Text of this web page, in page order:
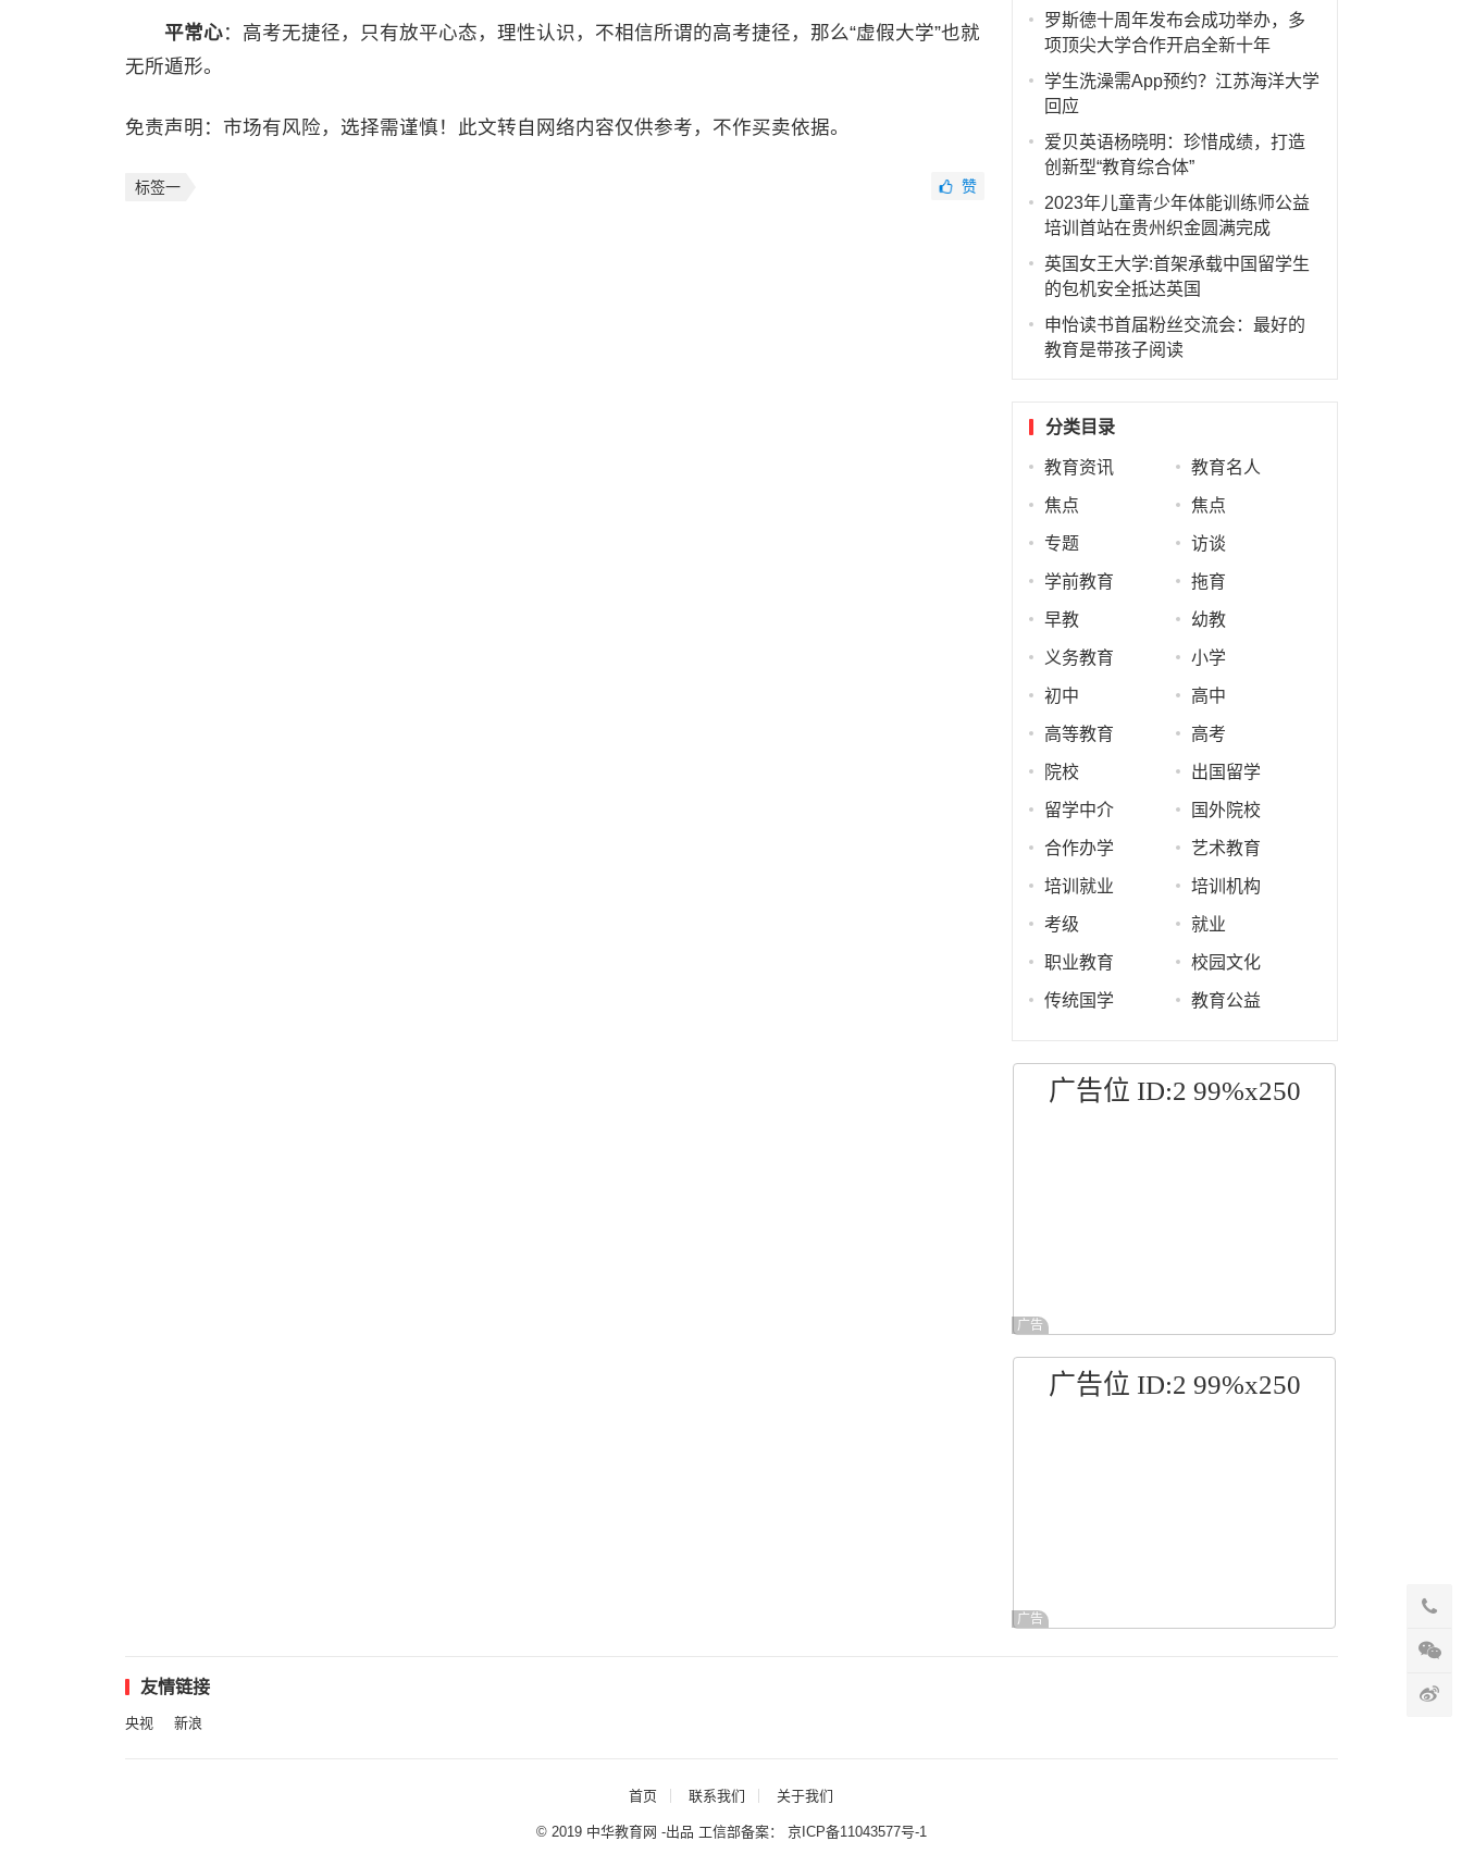
平常心：高考无捷径，只有放平心态，理性认识，不相信所谓的高考捷径，那么“虚假大学”也就
无所遁形。
免责声明：市场有风险，选择需谨慎！此文转自网络内容仅供参考，不作买卖依据。
标签一 赞
罗斯德十周年发布会成功举办，多
项顶尖大学合作开启全新十年
学生洗澡需App预约？江苏海洋大学
回应
爱贝英语杨晓明：珍惜成绩，打造
创新型“教育综合体”
2023年儿童青少年体能训练师公益
培训首站在贵州织金圆满完成
英国女王大学:首架承载中国留学生
的包机安全抵达英国
申怡读书首届粉丝交流会：最好的
教育是带孩子阅读
分类目录
教育资讯 教育名人
焦点 焦点
专题 访谈
学前教育 拖育
早教 幼教
义务教育 小学
初中 高中
高等教育 高考
院校 出国留学
留学中介 国外院校
合作办学 艺术教育
培训就业 培训机构
考级 就业
职业教育 校园文化
传统国学 教育公益
广告位 ID:2 99%x250
广告
广告位 ID:2 99%x250
广告
友情链接
央视 新浪
首页 联系我们 关于我们
© 2019 中华教育网 -出品 工信部备案： 京ICP备11043577号-1